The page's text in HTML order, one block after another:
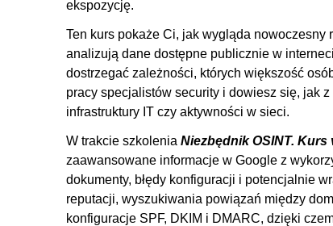
ekspozycję.
Ten kurs pokaże Ci, jak wygląda
analizują dane dostępne publicznie w
dostrzegać zależności, których większość
pracy specjalistów security i dowiesz się, jak
infrastruktury IT czy aktywności w sieci.
W trakcie szkolenia Niezbędnik OSINT.
zaawansowane informacje w Google z
dokumenty, błędy konfiguracji i potencjalnie
reputacji, wyszukiwania powiązań między
konfiguracje SPF, DKIM i DMARC, dzięki